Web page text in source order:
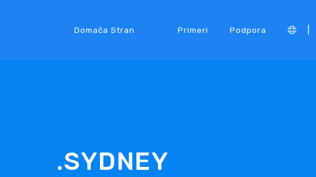
Domača Stran Primeri Podpora
.SYDNEY